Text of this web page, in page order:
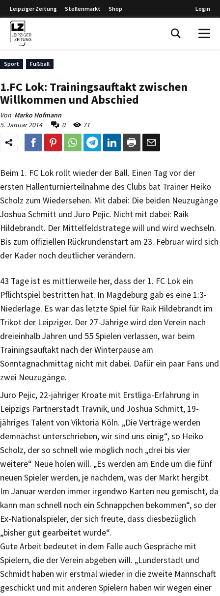
Leipziger Zeitung Stellenmarkt Shop Login
Sport Fußball
1.FC Lok: Trainingsauftakt zwischen
Willkommen und Abschied
Von Marko Hofmann
5. Januar 2014
0 71
Beim 1. FC Lok rollt wieder der Ball. Einen Tag vor der
ersten Hallenturnierteilnahme des Clubs bat Trainer Heiko
Scholz zum Wiedersehen. Mit dabei: Die beiden Neuzugänge
Joshua Schmitt und Juro Pejic. Nicht mit dabei: Raik
Hildebrandt. Der Mittelfeldstratege will und wird wechseln.
Bis zum offiziellen Rückrundenstart am 23. Februar wird sich
der Kader noch deutlicher verändern.
43 Tage ist es mittlerweile her, dass der 1. FC Lok ein
Pflichtspiel bestritten hat. In Magdeburg gab es eine 1:3-
Niederlage. Es war das letzte Spiel für Raik Hildebrandt im
Trikot der Leipziger. Der 27-Jährige wird den Verein nach
dreieinhalb Jahren und 55 Spielen verlassen, war beim
Trainingsauftakt nach der Winterpause am
Sonntagnachmittag nicht mit dabei. Dafür ein paar Fans und
zwei Neuzugänge.
Juro Pejic, 22-jähriger Kroate mit Erstliga-Erfahrung in
Leipzigs Partnerstadt Travnik, und Joshua Schmitt, 19-
jähriges Talent von Viktoria Köln. „Die Verträge werden
demnächst unterschrieben, wir sind uns einig“, so Heiko
Scholz, der so schnell wie möglich noch „drei bis vier
weitere“ Neue holen will. „Es werden am Ende um die fünf
neuen Spieler werden, je nachdem, was der Markt hergibt.
Im Januar werden immer irgendwo Karten neu gemischt, da
kann man schnell noch ein Schnäppchen bekommen“, so der
Ex-Nationalspieler, der sich freute, dass diesbezüglich
„bisher gut gearbeitet wurde“.
Gute Arbeit bedeutet in dem Falle auch Gespräche mit
Spielern, die der Verein abgeben will. „Lunderstädt und
Schmidt haben wir erstmal wieder in die zweite Mannschaft
geschickt und mit anderen Spielern haben wir wegen einer